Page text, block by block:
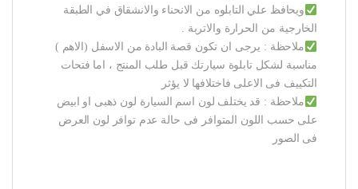
ويحافظ علي التابلوه من الانحناء والانشقاق في الطبقة
الخارجية من الحرارة والاتربة .
ملاحظة : يرجى ان تكون قصة البادة من الاسفل (الاهم )
مناسبة لشكل تابلوة سيارتك قبل طلب المنتج ، اما فتحات
التكييف فى الاعلى فاختلافها لا يؤثر
ملاحظة : قد يختلف لون اسم السيارة لون ذهبى او ابيض
على حسب اللون المتوافر فى حالة عدم توافر لون العرض
فى الصور